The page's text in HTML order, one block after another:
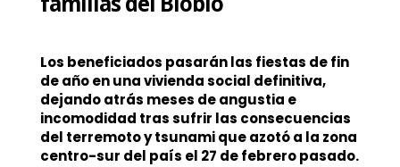
Los beneficiados pasarán las fiestas de fin
de año en una vivienda social definitiva,
dejando atrás meses de angustia e
incomodidad tras sufrir las consecuencias
del terremoto y tsunami que azotó a la zona
centro-sur del país el 27 de febrero pasado.